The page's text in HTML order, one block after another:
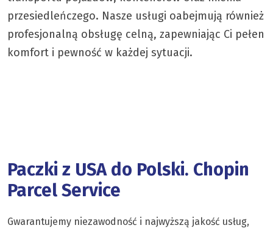
przesiedleńczego. Nasze usługi oabejmują również
profesjonalną obsługę celną, zapewniając Ci pełen
komfort i pewność w każdej sytuacji.
Paczki z USA do Polski. Chopin
Parcel Service
Gwarantujemy niezawodność i najwyższą jakość usług,